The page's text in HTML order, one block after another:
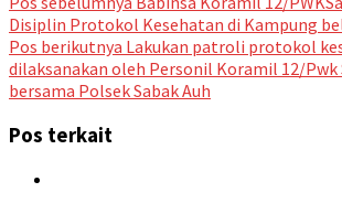
Disiplin Protokol Kesehatan di Kampung
Pos berikutnya Lakukan patroli protokol
dilaksanakan oleh Personil Koramil 12/Pwk
bersama Polsek Sabak Auh
Pos terkait